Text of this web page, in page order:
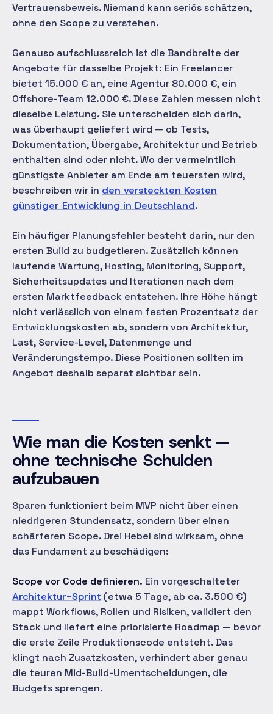
Vertrauensbeweis. Niemand kann seriös schätzen,
ohne den Scope zu verstehen.
Genauso aufschlussreich ist die Bandbreite der
Angebote für dasselbe Projekt: Ein Freelancer
bietet 15.000 € an, eine Agentur 80.000 €, ein
Offshore-Team 12.000 €. Diese Zahlen messen nicht
dieselbe Leistung. Sie unterscheiden sich darin,
was überhaupt geliefert wird — ob Tests,
Dokumentation, Übergabe, Architektur und Betrieb
enthalten sind oder nicht. Wo der vermeintlich
günstigste Anbieter am Ende am teuersten wird,
beschreiben wir in den versteckten Kosten
günstiger Entwicklung in Deutschland.
Ein häufiger Planungsfehler besteht darin, nur den
ersten Build zu budgetieren. Zusätzlich können
laufende Wartung, Hosting, Monitoring, Support,
Sicherheitsupdates und Iterationen nach dem
ersten Marktfeedback entstehen. Ihre Höhe hängt
nicht verlässlich von einem festen Prozentsatz der
Entwicklungskosten ab, sondern von Architektur,
Last, Service-Level, Datenmenge und
Veränderungstempo. Diese Positionen sollten im
Angebot deshalb separat sichtbar sein.
Wie man die Kosten senkt —
ohne technische Schulden
aufzubauen
Sparen funktioniert beim MVP nicht über einen
niedrigeren Stundensatz, sondern über einen
schärferen Scope. Drei Hebel sind wirksam, ohne
das Fundament zu beschädigen:
Scope vor Code definieren. Ein vorgeschalteter
Architektur-Sprint (etwa 5 Tage, ab ca. 3.500 €)
mappt Workflows, Rollen und Risiken, validiert den
Stack und liefert eine priorisierte Roadmap — bevor
die erste Zeile Produktionscode entsteht. Das
klingt nach Zusatzkosten, verhindert aber genau
die teuren Mid-Build-Umentscheidungen, die
Budgets sprengen.